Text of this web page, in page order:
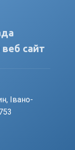
сайт
Івано-